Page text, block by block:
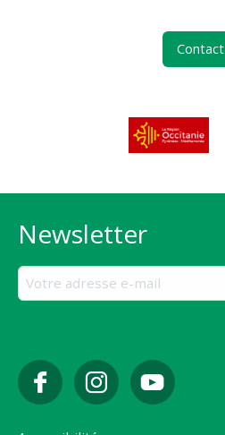
Contact
Newsletter